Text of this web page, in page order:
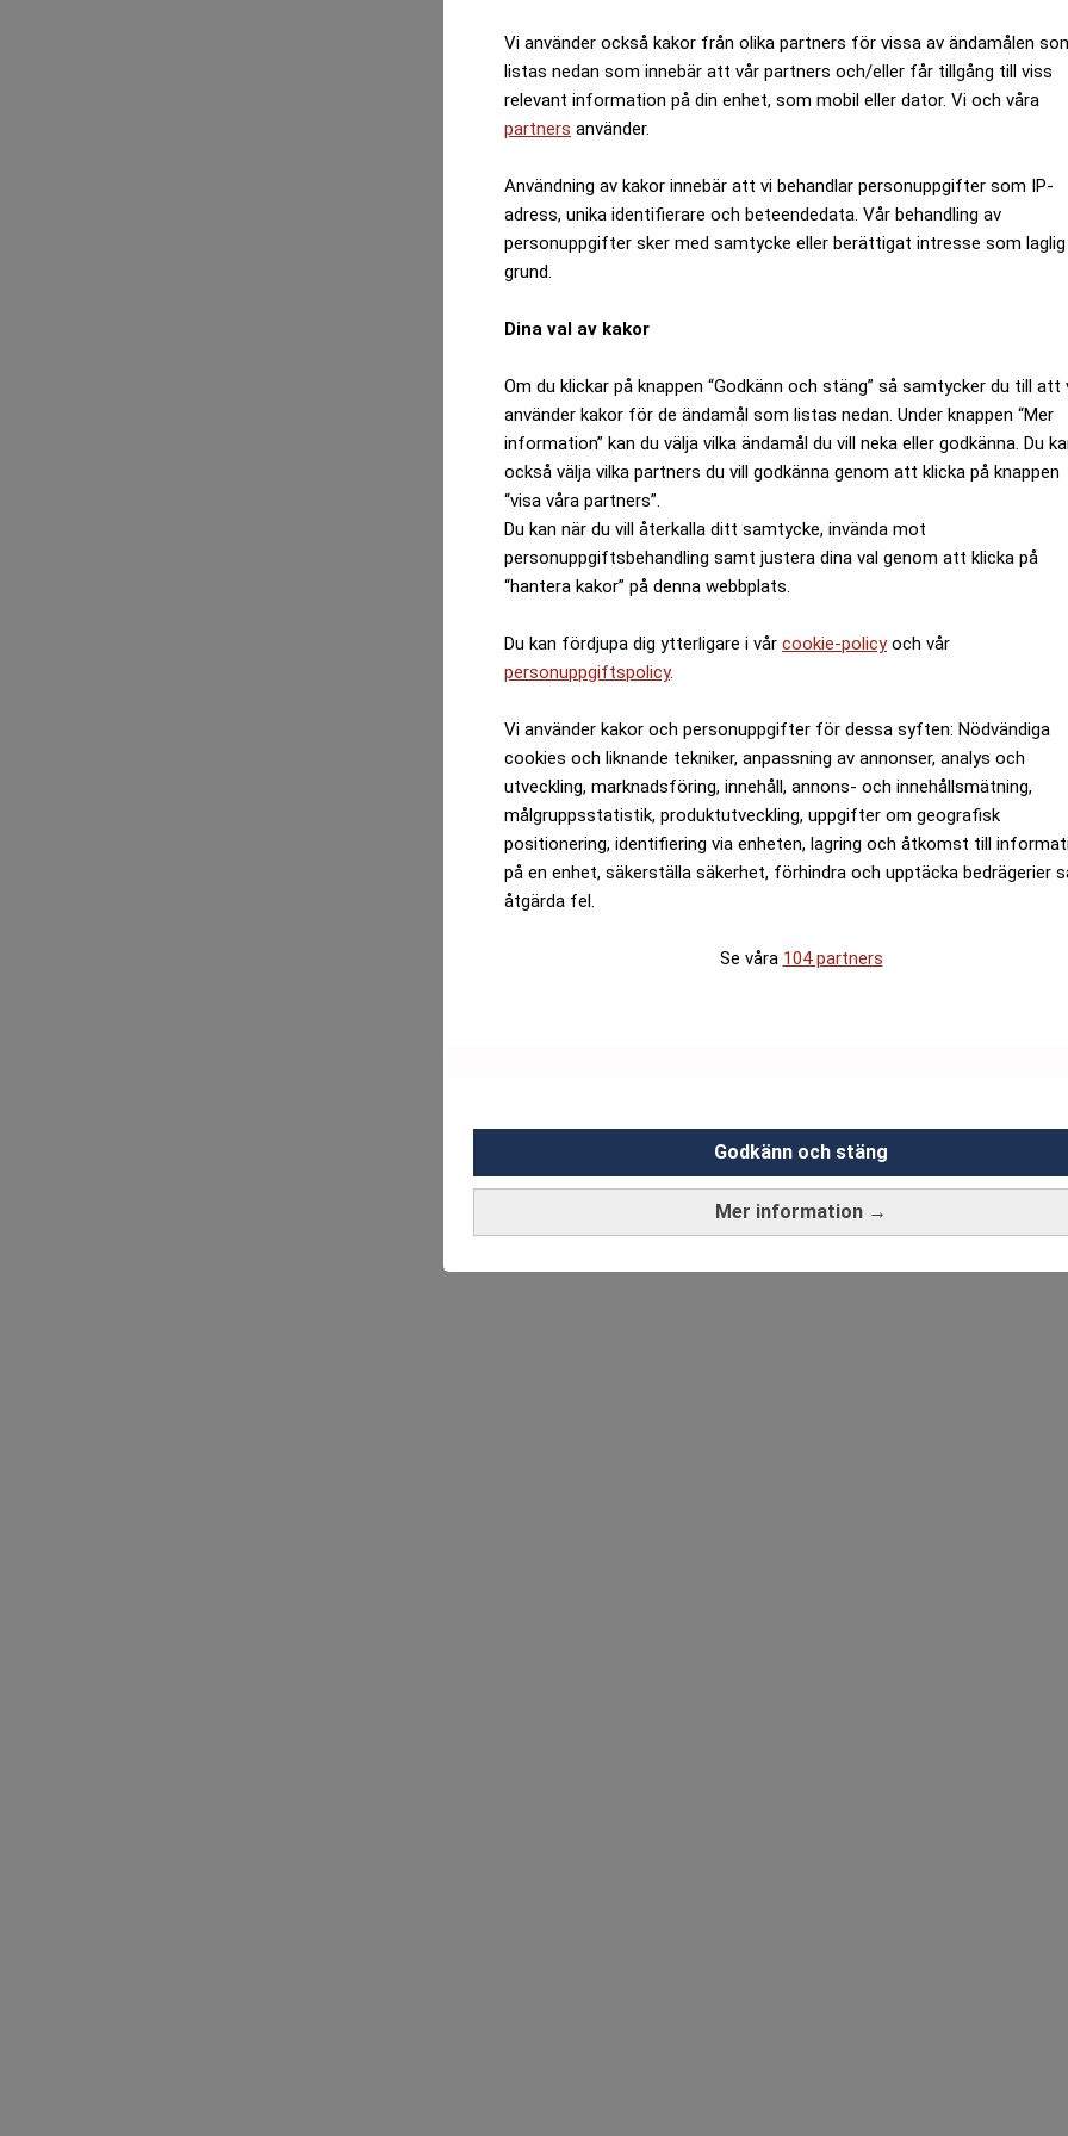
Vi använder också kakor från olika partners för vissa av ändamålen
listas nedan som innebär att vår partners och/eller får tillgång till viss
relevant information på din enhet, som mobil eller dator. Vi och våra
partners använder.
Användning av kakor innebär att vi behandlar personuppgifter som IP-
adress, unika identifierare och beteendedata. Vår behandling av
personuppgifter sker med samtycke eller berättigat intresse som laglig
grund.
Dina val av kakor
Om du klickar på knappen “Godkänn och stäng” så samtycker du till att
använder kakor för de ändamål som listas nedan. Under knappen “Mer
information” kan du välja vilka ändamål du vill neka eller godkänna. Du
också välja vilka partners du vill godkänna genom att klicka på knappen
“visa våra partners”.
Du kan när du vill återkalla ditt samtycke, invända mot
personuppgiftsbehandling samt justera dina val genom att klicka på
“hantera kakor” på denna webbplats.
Du kan fördjupa dig ytterligare i vår cookie-policyoch vår
personuppgiftspolicy.
Vi använder kakor och personuppgifter för dessa syften: Nödvändiga
cookies och liknande tekniker, anpassning av annonser, analys och
utveckling, marknadsföring, innehåll, annons- och innehållsmätning,
målgruppsstatistik, produktutveckling, uppgifter om geografisk
positionering, identifiering via enheten, lagring och åtkomst till
på en enhet, säkerställa säkerhet, förhindra och upptäcka bedrägerier
åtgärda fel.
Se våra 104 partners
Mer information →
Godkänn och stäng